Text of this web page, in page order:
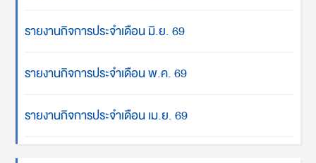
รายงานกิจการประจำเดือน มิ.ย. 69
รายงานกิจการประจำเดือน พ.ค. 69
รายงานกิจการประจำเดือน เม.ย. 69